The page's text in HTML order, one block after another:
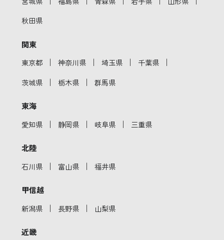
秋田県
関東
東京都 ｜ 神奈川県 ｜ 埼玉県 ｜ 千葉県 ｜
茨城県 ｜ 栃木県 ｜ 群馬県
東海
愛知県 ｜ 静岡県 ｜ 岐阜県 ｜ 三重県
北陸
石川県 ｜ 富山県 ｜ 福井県
甲信越
新潟県 ｜ 長野県 ｜ 山梨県
近畿